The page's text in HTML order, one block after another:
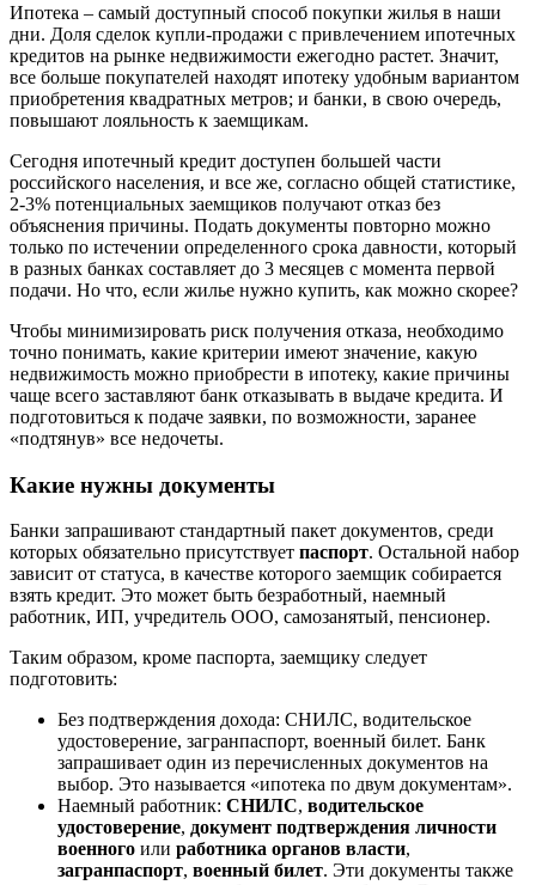
Ипотека – самый доступный способ покупки жилья в наши
дни. Доля сделок купли-продажи с привлечением ипотечных
кредитов на рынке недвижимости ежегодно растет. Значит,
все больше покупателей находят ипотеку удобным вариантом
приобретения квадратных метров; и банки, в свою очередь,
повышают лояльность к заемщикам.
Сегодня ипотечный кредит доступен большей части
российского населения, и все же, согласно общей статистике,
2-3% потенциальных заемщиков получают отказ без
объяснения причины. Подать документы повторно можно
только по истечении определенного срока давности, который
в разных банках составляет до 3 месяцев с момента первой
подачи. Но что, если жилье нужно купить, как можно скорее?
Чтобы минимизировать риск получения отказа, необходимо
точно понимать, какие критерии имеют значение, какую
недвижимость можно приобрести в ипотеку, какие причины
чаще всего заставляют банк отказывать в выдаче кредита. И
подготовиться к подаче заявки, по возможности, заранее
«подтянув» все недочеты.
Какие нужны документы
Банки запрашивают стандартный пакет документов, среди
которых обязательно присутствует паспорт. Остальной набор
зависит от статуса, в качестве которого заемщик собирается
взять кредит. Это может быть безработный, наемный
работник, ИП, учредитель ООО, самозанятый, пенсионер.
Таким образом, кроме паспорта, заемщику следует
подготовить:
Без подтверждения дохода: СНИЛС, водительское
удостоверение, загранпаспорт, военный билет. Банк
запрашивает один из перечисленных документов на
выбор. Это называется «ипотека по двум документам».
Наемный работник: СНИЛС, водительское
удостоверение, документ подтверждения личности
военного или работника органов власти,
загранпаспорт, военный билет. Эти документы также